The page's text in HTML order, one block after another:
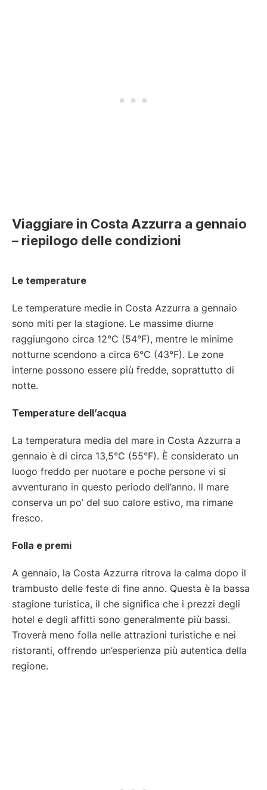
Viaggiare in Costa Azzurra a gennaio
– riepilogo delle condizioni
Le temperature
Le temperature medie in Costa Azzurra a gennaio
sono miti per la stagione. Le massime diurne
raggiungono circa 12°C (54°F), mentre le minime
notturne scendono a circa 6°C (43°F). Le zone
interne possono essere più fredde, soprattutto di
notte.
Temperature dell’acqua
La temperatura media del mare in Costa Azzurra a
gennaio è di circa 13,5°C (55°F). È considerato un
luogo freddo per nuotare e poche persone vi si
avventurano in questo periodo dell’anno. Il mare
conserva un po’ del suo calore estivo, ma rimane
fresco.
Folla e premi
A gennaio, la Costa Azzurra ritrova la calma dopo il
trambusto delle feste di fine anno. Questa è la bassa
stagione turistica, il che significa che i prezzi degli
hotel e degli affitti sono generalmente più bassi.
Troverà meno folla nelle attrazioni turistiche e nei
ristoranti, offrendo un’esperienza più autentica della
regione.